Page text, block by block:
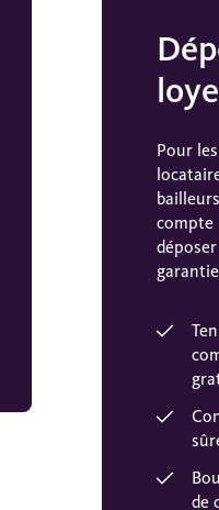
Pour les
compte
de